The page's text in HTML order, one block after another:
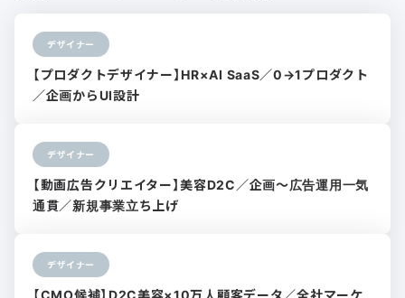
デザイナー
【プロダクトデザイナー】HR×AI SaaS／0→1プロダクト
／企画からUI設計
デザイナー
【動画広告クリエイター】美容D2C／企画〜広告運用一気
通貫／新規事業立ち上げ
デザイナー
【CMO候補】D2C美容×10万人顧客データ／全社マーケ